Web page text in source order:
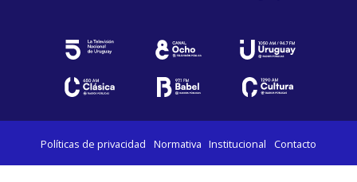
Políticas de privacidad Normativa Institucional Contacto